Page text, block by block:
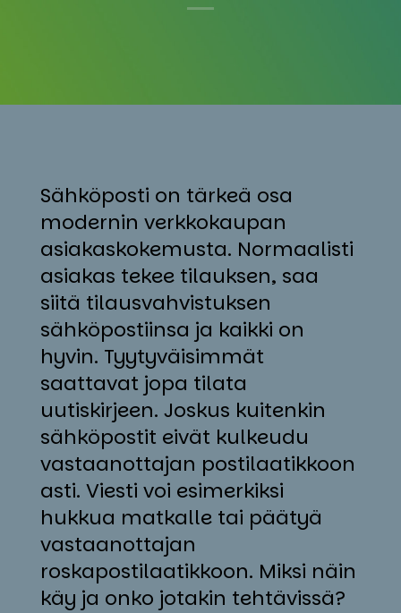
Sähköposti on tärkeä osa
modernin verkkokaupan
asiakaskokemusta. Normaalisti
asiakas tekee tilauksen, saa
siitä tilausvahvistuksen
sähköpostiinsa ja kaikki on
hyvin. Tyytyväisimmät
saattavat jopa tilata
uutiskirjeen. Joskus kuitenkin
sähköpostit eivät kulkeudu
vastaanottajan postilaatikkoon
asti. Viesti voi esimerkiksi
hukkua matkalle tai päätyä
vastaanottajan
roskapostilaatikkoon. Miksi näin
käy ja onko jotakin tehtävissä?